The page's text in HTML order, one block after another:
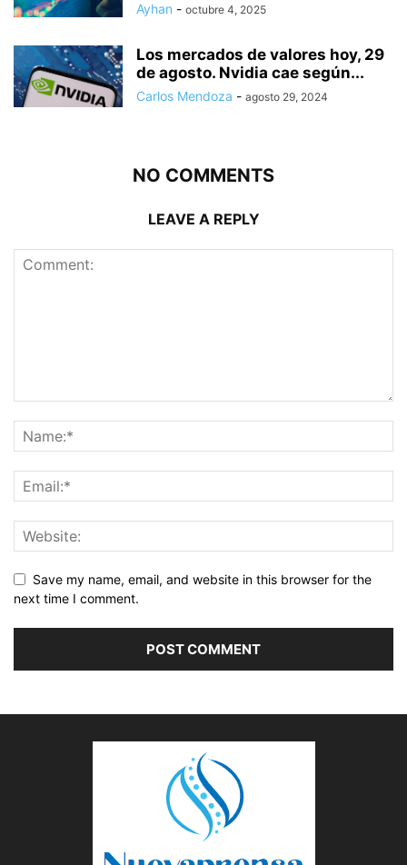
Ayhan - octubre 4, 2025
Los mercados de valores hoy, 29
de agosto. Nvidia cae según...
Carlos Mendoza - agosto 29, 2024
NO COMMENTS
LEAVE A REPLY
Save my name, email, and website in this browser for the
next time I comment.